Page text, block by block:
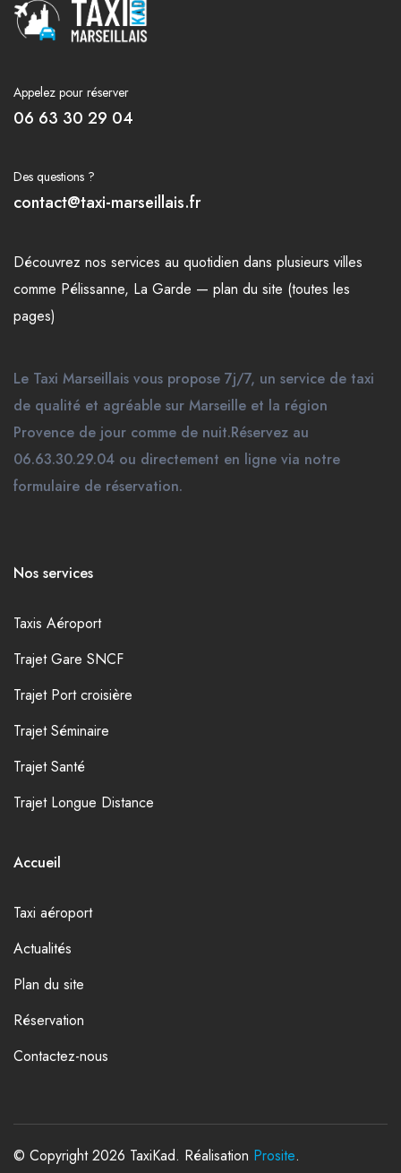
Appelez pour réserver
06 63 30 29 04
Des questions ?
contact@taxi-marseillais.fr
Découvrez nos services au quotidien dans plusieurs villes
comme Pélissanne, La Garde — plan du site (toutes les
pages)
Le Taxi Marseillais vous propose 7j/7, un service de taxi
de qualité et agréable sur Marseille et la région
Provence de jour comme de nuit.Réservez au
06.63.30.29.04 ou directement en ligne via notre
formulaire de réservation.
Nos services
Taxis Aéroport
Trajet Gare SNCF
Trajet Port croisière
Trajet Séminaire
Trajet Santé
Trajet Longue Distance
Accueil
Taxi aéroport
Actualités
Plan du site
Réservation
Contactez-nous
© Copyright 2026 TaxiKad. Réalisation Prosite.